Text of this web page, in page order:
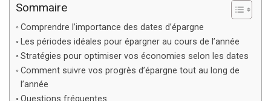
Sommaire
Comprendre l’importance des dates d’épargne
Les périodes idéales pour épargner au cours de l’année
Stratégies pour optimiser vos économies selon les dates
Comment suivre vos progrès d’épargne tout au long de
l’année
Questions fréquentes